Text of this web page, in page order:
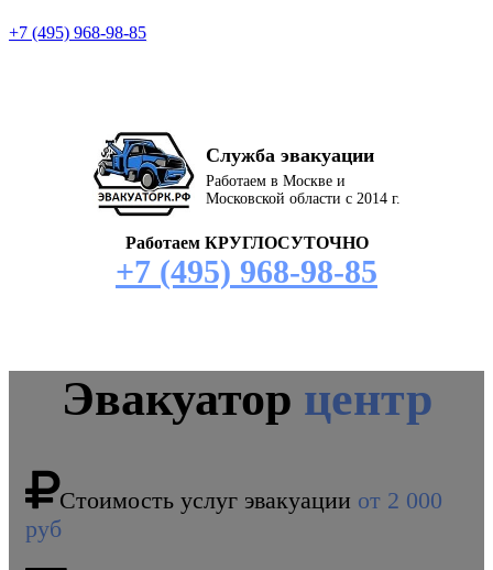
+7 (495) 968-98-85
Служба эвакуации
Работаем в Москве и
Московской области с 2014 г.
Работаем КРУГЛОСУТОЧНО
+7 (495) 968-98-85
Эвакуатор центр
Стоимость услуг эвакуации от 2 000
руб